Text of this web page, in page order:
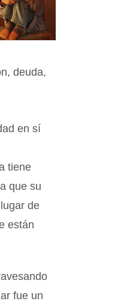
deuda,
en sí
tiene
que su
de
están
fue un